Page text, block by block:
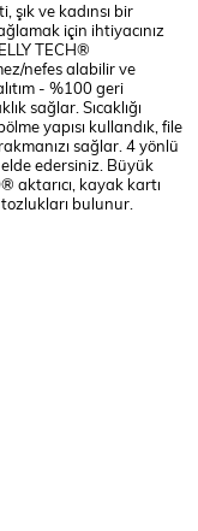
ve kadınsı bir
için ihtiyacınız
TECH®
nefes alabilir ve
- %100 geri
sağlar. Sıcaklığı
yapısı kullandık, file
sağlar. 4 yönlü
edersiniz. Büyük
aktarıcı, kayak kartı
bulunur.